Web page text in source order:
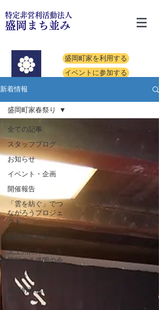
特定非営利活動法人
盛岡まち並み
盛岡町家を利用する
イベントに参加する
新着情報
全ての記事
スタッフブログ
お知らせ
イベント・企画
開催報告
「雲を紡ぐ」でつ
ながろうプロジェ
クト
盛岡町家春祭り
北上川に舟っこを
運航する盛岡の会
ルートデザイン
盛岡町家旧暦の雛
祭り
盛岡町家春祭り